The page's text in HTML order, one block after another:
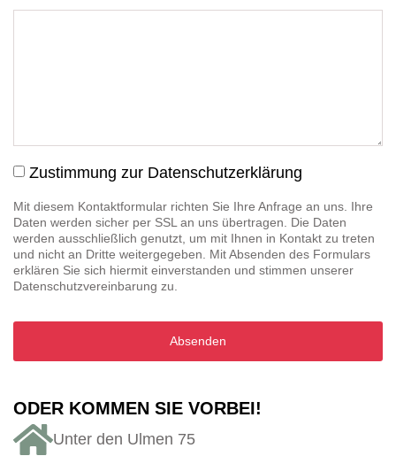
Zustimmung zur Datenschutzerklärung
Mit diesem Kontaktformular richten Sie Ihre Anfrage an uns. Ihre
Daten werden sicher per SSL an uns übertragen. Die Daten
werden ausschließlich genutzt, um mit Ihnen in Kontakt zu treten
und nicht an Dritte weitergegeben. Mit Absenden des Formulars
erklären Sie sich hiermit einverstanden und stimmen unserer
Datenschutzvereinbarung zu.
Absenden
ODER KOMMEN SIE VORBEI!
Unter den Ulmen 75